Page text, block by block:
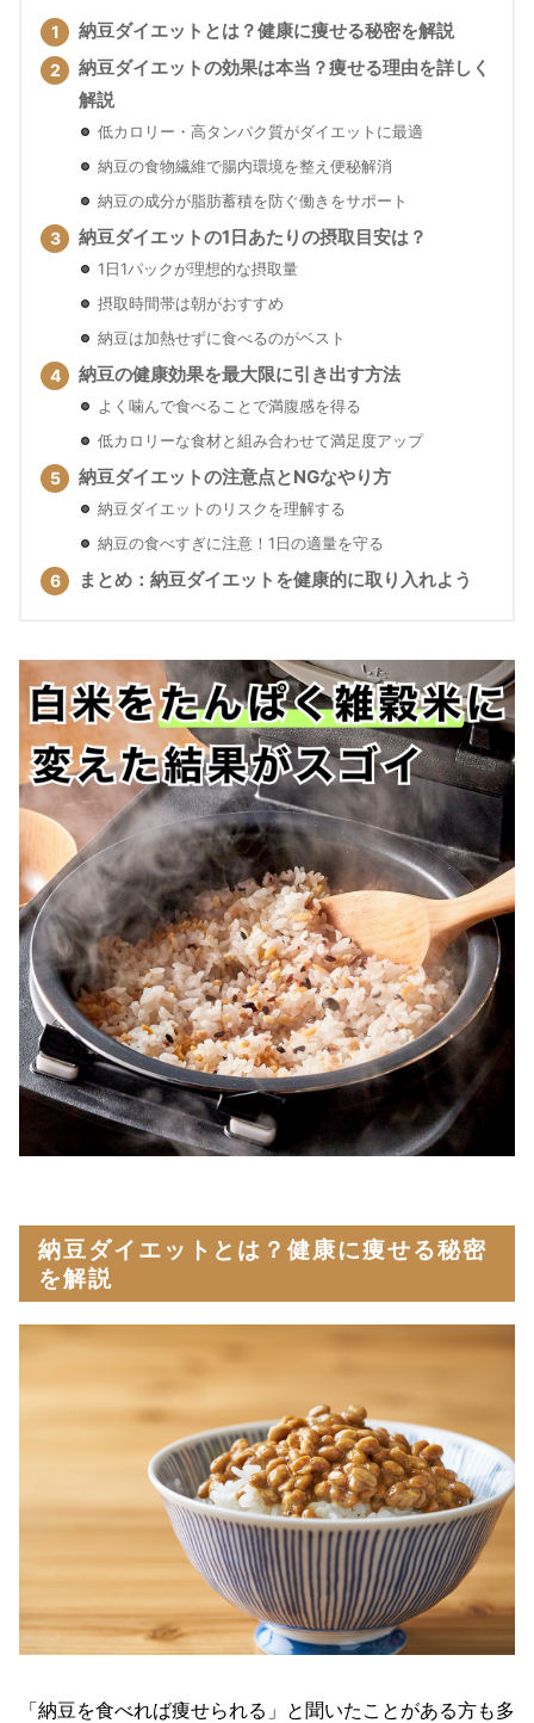
納豆ダイエットとは？健康に痩せる秘密を解説
納豆ダイエットの効果は本当？痩せる理由を詳しく
解説
低カロリー・高タンパク質がダイエットに最適
納豆の食物繊維で腸内環境を整え便秘解消
納豆の成分が脂肪蓄積を防ぐ働きをサポート
納豆ダイエットの1日あたりの摂取目安は？
1日1パックが理想的な摂取量
摂取時間帯は朝がおすすめ
納豆は加熱せずに食べるのがベスト
納豆の健康効果を最大限に引き出す方法
よく噛んで食べることで満腹感を得る
低カロリーな食材と組み合わせて満足度アップ
納豆ダイエットの注意点とNGなやり方
納豆ダイエットのリスクを理解する
納豆の食べすぎに注意！1日の適量を守る
まとめ：納豆ダイエットを健康的に取り入れよう
納豆ダイエットとは？健康に痩せる秘密
を解説
「納豆を食べれば痩せられる」と聞いたことがある方も多